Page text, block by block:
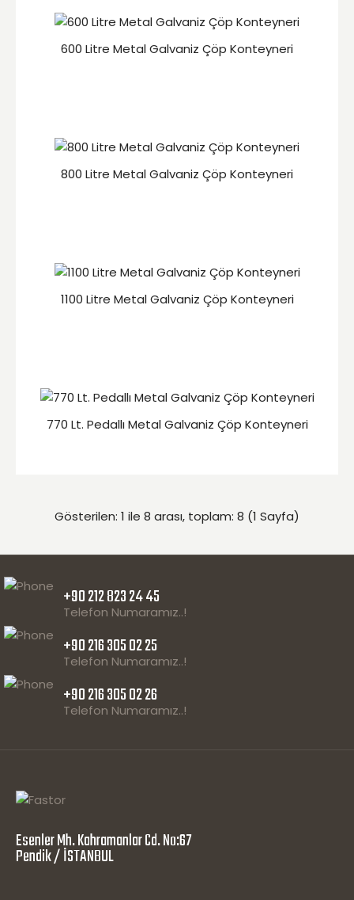
600 Litre Metal Galvaniz Çöp Konteyneri
800 Litre Metal Galvaniz Çöp Konteyneri
1100 Litre Metal Galvaniz Çöp Konteyneri
770 Lt. Pedallı Metal Galvaniz Çöp Konteyneri
Gösterilen: 1 ile 8 arası, toplam: 8 (1 Sayfa)
+90 212 823 24 45
Telefon Numaramız..!
+90 216 305 02 25
Telefon Numaramız..!
+90 216 305 02 26
Telefon Numaramız..!
Esenler Mh. Kahramanlar Cd. No:67
Pendik / İSTANBUL